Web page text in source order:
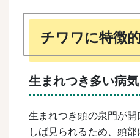
チワワに特徴
生まれつき多い病気
生まれつき頭の泉門が
しば見られるため、頭